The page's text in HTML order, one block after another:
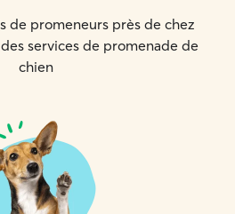
de promeneurs près de chez
services de promenade de
chien